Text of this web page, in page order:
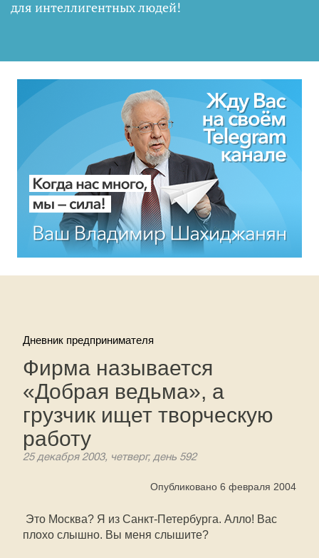
для интеллигентных людей!
Дневник предпринимателя
Фирма называется
«Добрая ведьма», а
грузчик ищет творческую
работу
25 декабря 2003, четверг, день 592
Опубликовано 6 февраля 2004
 Это Москва? Я из Санкт-Петербурга. Алло! Вас
плохо слышно. Вы меня слышите?